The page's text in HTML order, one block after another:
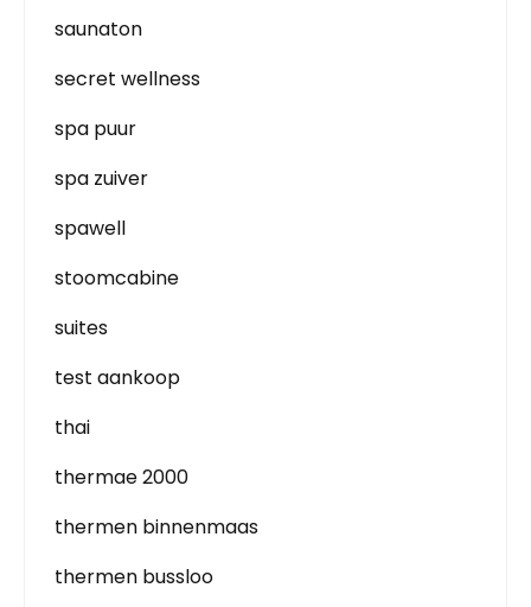
saunaton
secret wellness
spa puur
spa zuiver
spawell
stoomcabine
suites
test aankoop
thai
thermae 2000
thermen binnenmaas
thermen bussloo